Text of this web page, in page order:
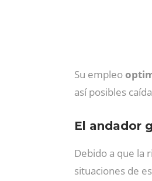
Su empleo
así posibles
El andador
Debido a que la
situaciones de